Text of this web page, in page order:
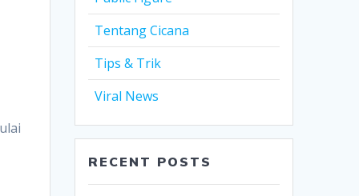
Tentang Cicana
Tips & Trik
Viral News
RECENT POSTS